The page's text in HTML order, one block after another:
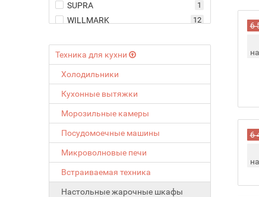
SUPRA 1
WILLMARK 12
Техника для кухни
Холодильники
Кухонные вытяжки
Морозильные камеры
Посудомоечные машины
Микроволновые печи
Встраиваемая техника
Настольные жарочные шкафы
6
6